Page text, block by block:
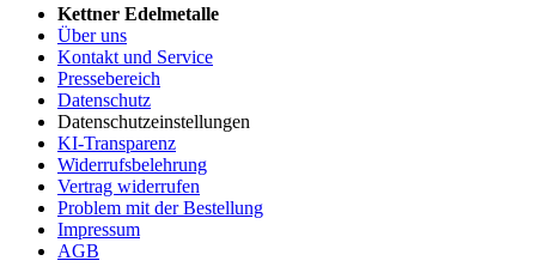
Kettner Edelmetalle
Über uns
Kontakt und Service
Pressebereich
Datenschutz
Datenschutzeinstellungen
KI-Transparenz
Widerrufsbelehrung
Vertrag widerrufen
Problem mit der Bestellung
Impressum
AGB